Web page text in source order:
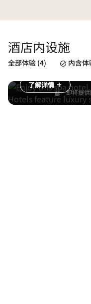
酒店内设施
全部体验 (4) 内含体
即将提
尚悦Spa
了解详情